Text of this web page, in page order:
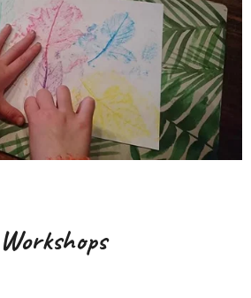
Workshops